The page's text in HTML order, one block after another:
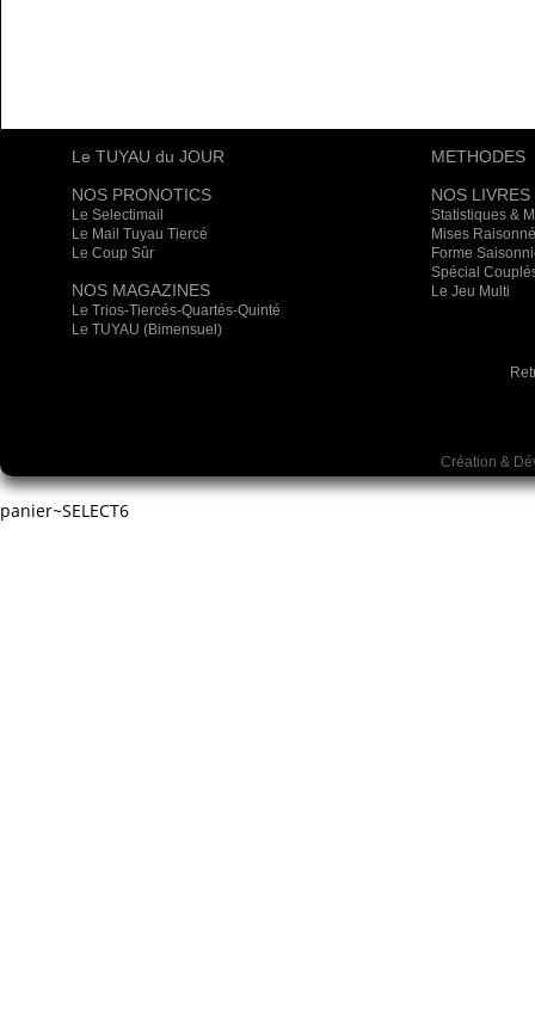
Le TUYAU du JOUR
NOS PRONOTICS
Le Selectimail
Le Mail Tuyau Tiercé
Le Coup Sûr
NOS MAGAZINES
Le Trios-Tiercés-Quartés-Quinté
Le TUYAU (Bimensuel)
METHODES
NOS LIVRES
Statistiques &
Mises
Forme
Spécial
Le Jeu Multi
Création &
panier~SELECT6